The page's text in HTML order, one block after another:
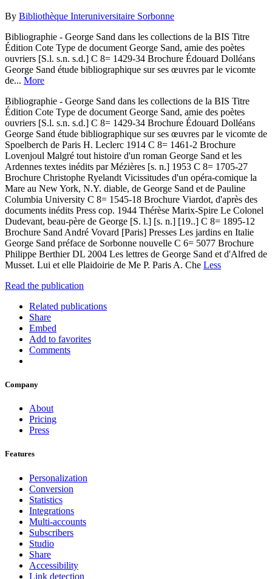
By Bibliothèque Interuniversitaire Sorbonne
Bibliographie - George Sand dans les collections de la BIS Titre
Édition Cote Type de document George Sand, amie des poètes
ouvriers [S.l. s.n. s.d.] C 8= 1429-34 Brochure Édouard Dolléans
George Sand étude bibliographique sur ses œuvres par le vicomte
de... More
Bibliographie - George Sand dans les collections de la BIS Titre
Édition Cote Type de document George Sand, amie des poètes
ouvriers [S.l. s.n. s.d.] C 8= 1429-34 Brochure Édouard Dolléans
George Sand étude bibliographique sur ses œuvres par le vicomte de
Spoelberch de Paris H. Leclerc 1914 C 8= 1461-2 Brochure
Lovenjoul Malgré tout histoire d'un roman George Sand et les
Ardennes textes inédits par Mézières [s. n.] 1953 C 8= 1705-27
Brochure Christophe Ryelandt Vicissitudes d'un opéra-comique la
Mare au New York, N.Y. diable, de George Sand et de Pauline
Columbia University C 8= 1545-18 Brochure Viardot, d'après des
documents inédits Press cop. 1944 Thérèse Marix-Spire Le Colonel
Dudevant, beau-père de George [S. l.] [s. n.] [19..] C 8= 1895-12
Brochure Sand André Vovard [Paris] Presses Les jardins en Italie
George Sand préface de Sorbonne nouvelle C 6= 5077 Brochure
Philippe Berthier DL 2004 Les lettres de George Sand et d'Alfred de
Musset. Lui et elle Plaidoirie de Me P. Paris A. Che Less
Read the publication
Related publications
Share
Embed
Add to favorites
Comments
Company
About
Pricing
Press
Features
Personalization
Conversion
Statistics
Integrations
Multi-accounts
Subscribers
Studio
Share
Accessibility
Link detection